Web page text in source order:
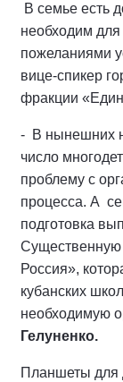
В семье есть
необходим
пожеланиями
вице-спикер
фракции
- В нынешних
число
проблему с
процесса. А
подготовка
Россия»,
кубанских
необходимую
Гелуненко.
Планшеты для